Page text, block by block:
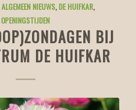
ALGEMEEN NIEUWS,DE HUIFKAR,
OPENINGSTIJDEN
BIJ
DE HUIFKAR